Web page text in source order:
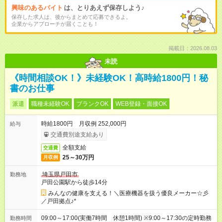
興味のあるバイト は、とりあえず保存しよう♪
保存した求人は、後からまとめて応募できるよ。
企業からアプローチが届くことも！
掲載日：2026.08.03
未読
《時間相談OK！》未経験OK！高時給1800円！秘
書のお仕事
派遣 職種未経験OK ブランクOK WEB登録・面接OK
給与
時給1800円 月収例 252,000円
交通費別途支給あり
交通費 全額支給
月収例 25～30万円
勤務地
埼玉県戸田市
戸田公園駅から徒歩14分
みんなの健康を支える！＼医療機器を扱う優良メーカー☆彡
／戸田拠点♪*
勤務時間
09:00～17:00(実働7時間 休憩1時間) ※9:00～17:30の定時勤務